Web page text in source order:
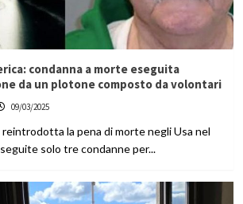
condanna a morte eseguita
da un plotone composto da volontari
09/03/2025
la pena di morte negli Usa nel
solo tre condanne per...